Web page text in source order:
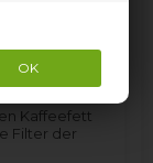
Kaffeefett
Filter der